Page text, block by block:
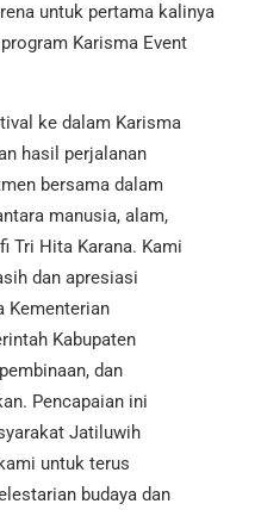
untuk pertama kalinya
Karisma Event
ke dalam Karisma
hasil perjalanan
bersama dalam
manusia, alam,
Tri Hita Karana. Kami
dan apresiasi
Kementerian
Kabupaten
dan
Pencapaian ini
Jatiluwih
untuk terus
budaya dan